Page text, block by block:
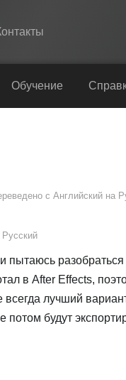
Spine
Справка
Попробовать
Обучение
с Английский на
Русский
пытаюсь
в After Effects,
лучший
потом будут